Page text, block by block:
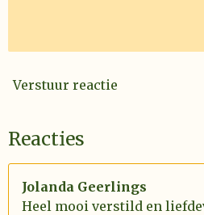
Verstuur reactie
Reacties
Jolanda Geerlings
Heel mooi verstild en